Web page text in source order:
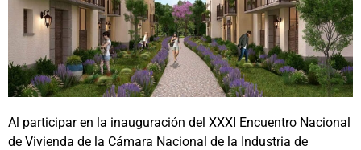
Al participar en la inauguración del XXXI Encuentro Nacional
de Vivienda de la Cámara Nacional de la Industria de